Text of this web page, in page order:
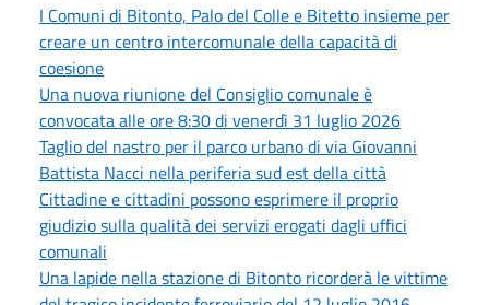
I Comuni di Bitonto, Palo del Colle e Bitetto insieme per
creare un centro intercomunale della capacità di
coesione
Una nuova riunione del Consiglio comunale è
convocata alle ore 8:30 di venerdì 31 luglio 2026
Taglio del nastro per il parco urbano di via Giovanni
Battista Nacci nella periferia sud est della città
Cittadine e cittadini possono esprimere il proprio
giudizio sulla qualità dei servizi erogati dagli uffici
comunali
Una lapide nella stazione di Bitonto ricorderà le vittime